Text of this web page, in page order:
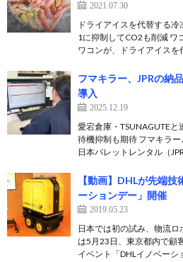
2021.07.30
ドライアイスを代替する
1に抑制してCO2も削減 ワ
ワコンが、ドライアイス
フマキラー、JPRの納
導入
2025.12.19
愛宕倉庫・TSUNAGUTE
待機抑制も期待 フマキラー
日本パレットレンタル（
【動画】DHLが先端
ーションデー」開催
2019.05.23
日本では初の試み、物流
は5月23日、東京都内で顧
イベント「DHLイノベーシ